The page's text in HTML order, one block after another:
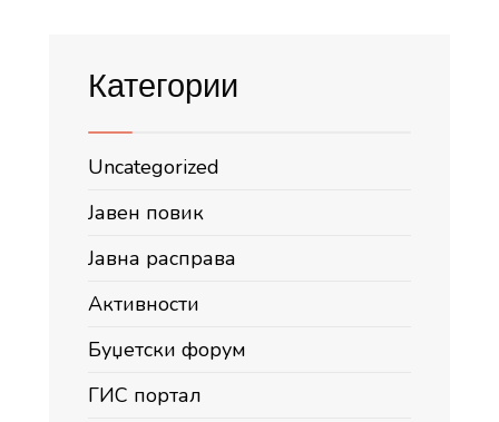
Категории
Uncategorized
Јавен повик
Јавна расправа
Активности
Буџетски форум
ГИС портал